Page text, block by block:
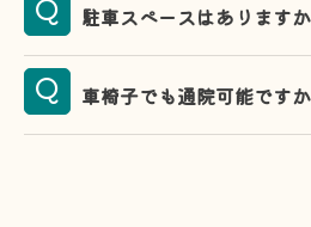
駐車スペースはあります
車椅子でも通院可能です